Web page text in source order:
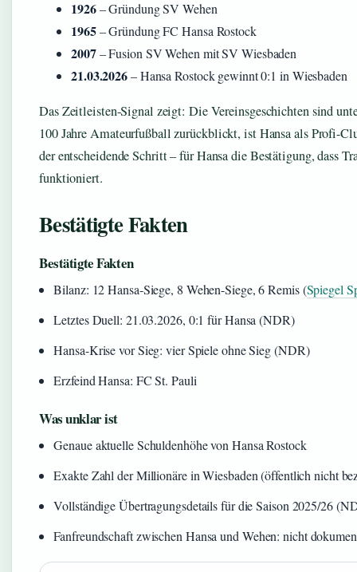
1926– Gründung SV Wehen
1965– Gründung FC Hansa Rostock
2007– Fusion SV Wehen mit SV Wiesbaden
21.03.2026– Hansa Rostock gewinnt 0:1 in Wiesbaden
Das Zeitleisten-Signal zeigt: Die Vereinsgeschichten sind
100 Jahre Amateurfußball zurückblickt, ist Hansa als Profi-
der entscheidende Schritt – für Hansa die Bestätigung, dass
funktioniert.
Bestätigte Fakten
Bestätigte Fakten
Bilanz: 12 Hansa-Siege, 8 Wehen-Siege, 6 Remis (Spiegel
Letztes Duell: 21.03.2026, 0:1 für Hansa (NDR)
Hansa-Krise vor Sieg: vier Spiele ohne Sieg (NDR)
Erzfeind Hansa: FC St. Pauli
Was unklar ist
Genaue aktuelle Schuldenhöhe von Hansa Rostock
Exakte Zahl der Millionäre in Wiesbaden (öffentlich nicht
Vollständige Übertragungsdetails für die Saison 2025/26
Fanfreundschaft zwischen Hansa und Wehen: nicht